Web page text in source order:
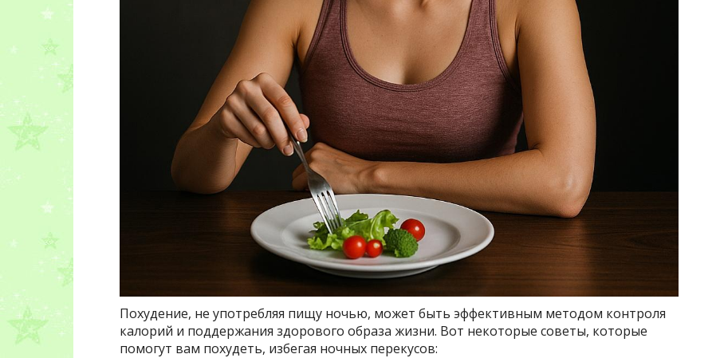
Похудение, не употребляя пищу ночью, может быть эффективным методом контроля
калорий и поддержания здорового образа жизни. Вот некоторые советы, которые
помогут вам похудеть, избегая ночных перекусов: